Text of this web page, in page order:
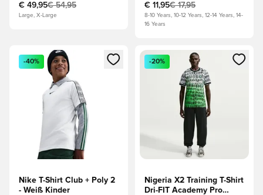
€ 49,95€ 54,95
Large, X-Large
€ 11,95€ 17,95
8-10 Years, 10-12 Years, 12-14 Years, 14-
16 Years
Öffnet ein Fenster zum Anmelden oder Registrieren als
-40%
Nike T-Shirt Club + Poly 2
- Weiß Kinder
Öffnet ein Fenster zum
-20%
Nigeria X2 Training T-Shirt
Dri-FIT Academy Pro